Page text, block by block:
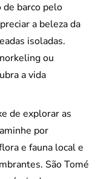
de barco pelo
a beleza da
isoladas.
ou
a vida
de explorar as
por
e fauna local e
São Tomé